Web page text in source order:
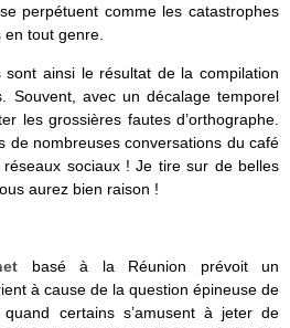
perpétuent comme les catastrophes
tout genre.
sont ainsi le résultat de la compilation
Souvent, avec un décalage temporel
les grossières fautes d’orthographe.
de nombreuses conversations du café
sociaux ! Je tire sur de belles
aurez bien raison !
basé à la Réunion prévoit un
à cause de la question épineuse de
certains s’amusent à jeter de